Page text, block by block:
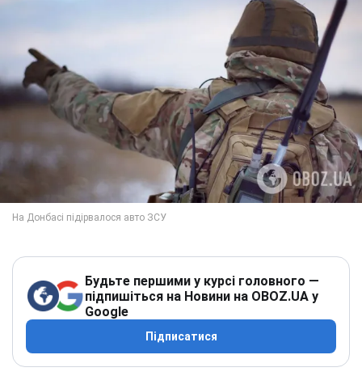
Будьте першими у курсі головного —
підпишіться на Новини на OBOZ.UA у
Google
Підписатися